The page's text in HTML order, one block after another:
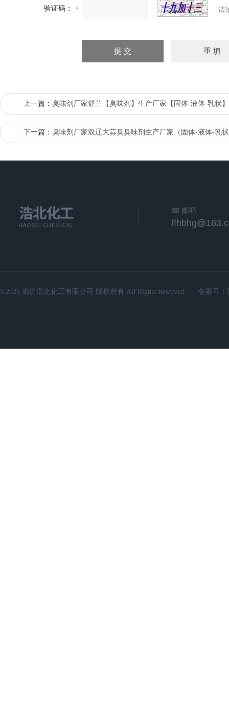
验证码： 请
上一篇： 臭味剂厂家舒兰【臭味剂】生产厂家【固体-液体-乳状
下一篇： 臭味剂厂家双辽大蒜臭臭味剂生产厂家（固体-液体-乳
邮箱
©2026 廊坊浩北化工有限公司 版权所有 All Rights Reserved. 备案号：